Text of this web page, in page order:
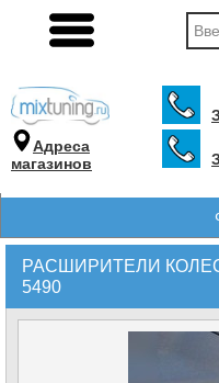
Адреса
магазинов
РАСШИРИТЕЛИ
5490